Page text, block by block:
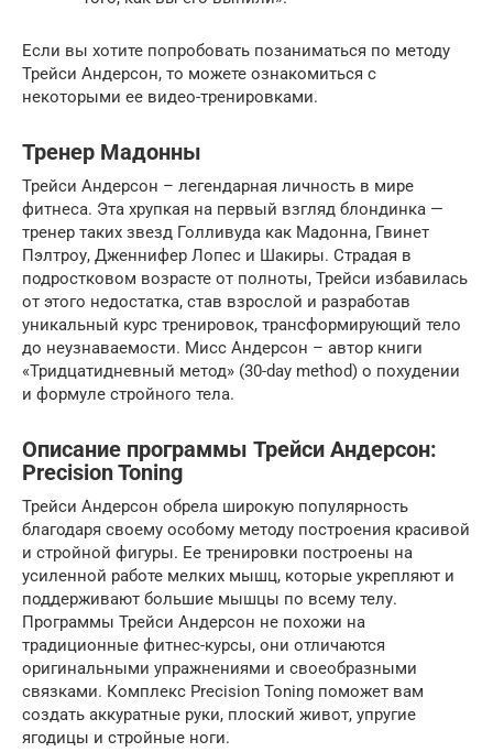
Если вы хотите попробовать позаниматься по методу
Трейси Андерсон, то можете ознакомиться с
некоторыми ее видео-тренировками.
Тренер Мадонны
Трейси Андерсон – легендарная личность в мире
фитнеса. Эта хрупкая на первый взгляд блондинка —
тренер таких звезд Голливуда как Мадонна, Гвинет
Пэлтроу, Дженнифер Лопес и Шакиры. Страдая в
подростковом возрасте от полноты, Трейси избавилась
от этого недостатка, став взрослой и разработав
уникальный курс тренировок, трансформирующий тело
до неузнаваемости. Мисс Андерсон – автор книги
«Тридцатидневный метод» (30-day method) о похудении
и формуле стройного тела.
Описание программы Трейси Андерсон:
Precision Toning
Трейси Андерсон обрела широкую популярность
благодаря своему особому методу построения красивой
и стройной фигуры. Ее тренировки построены на
усиленной работе мелких мышц, которые укрепляют и
поддерживают большие мышцы по всему телу.
Программы Трейси Андерсон не похожи на
традиционные фитнес-курсы, они отличаются
оригинальными упражнениями и своеобразными
связками. Комплекс Precision Toning поможет вам
создать аккуратные руки, плоский живот, упругие
ягодицы и стройные ноги.